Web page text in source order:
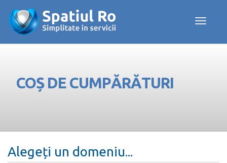
Toggle
COȘ DE CUMPĂRĂTURI
Alegeți un domeniu...